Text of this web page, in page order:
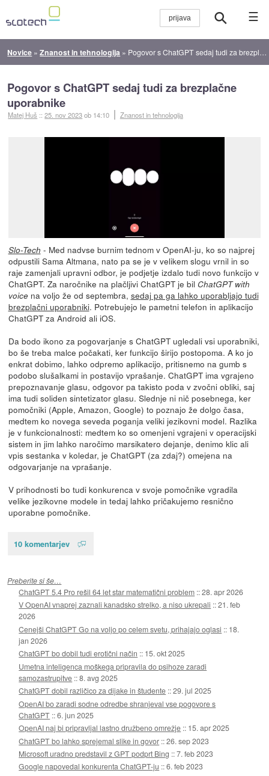
☰
Novice »Znanost in tehnologija » Pogovor s ChatGPT sedaj tudi za brezplačne uporabnike
Pogovor s ChatGPT sedaj tudi za brezplačne
uporabnike
Matej Huš ::25. nov 2023ob 14:10 Znanost in tehnologija
Slo-Tech - Med nadvse burnim tednom v OpenAI-ju, ko so najprej
odpustili Sama Altmana, nato pa se je v velikem slogu vrnil in so
raje zamenjali upravni odbor, je podjetje izdalo tudi novo funkcijo v
ChatGPT. Za naročnike na plačljivi ChatGPT je bil ChatGPT with
voicena voljo že od septembra, sedaj pa ga lahko uporabljajo tudi
brezplačni uporabniki. Potrebujejo le pametni telefon in aplikacijo
ChatGPT za Android ali iOS.
Da bodo ikono za pogovarjanje s ChatGPT ugledali vsi uporabniki,
bo še treba malce počakati, ker funkcijo širijo postopoma. A ko jo
enkrat dobimo, lahko odpremo aplikacijo, pritisnemo na gumb s
podobo slušalkami in postavijo vprašanje. ChatGPT ima vgrajeno
prepoznavanje glasu, odgovor pa takisto poda v zvočni obliki, saj
ima tudi soliden sintetizator glasu. Slednje ni nič posebnega, ker
pomočniki (Apple, Amazon, Google) to poznajo že dolgo časa,
medtem ko novega seveda poganja veliki jezikovni model. Razlika
je v funkcionalnosti: medtem ko so omenjeni vgrajeni v operacijski
sistem in jim lahko naročimo marsikatero dejanje, denimo klic ali
vpis sestanka v koledar, je ChatGPT (za zdaj?) omejena na
odgovarjanje na vprašanje.
V prihodnosti bo tudi konkurenca v svoje pomočnike vgradila
velike jezikovne modele in tedaj lahko pričakujemo resnično
uporabne pomočnike.
10 komentarjev
Preberite si še…
ChatGPT 5.4 Pro rešil 64 let star matematični problem ::28. apr 2026
V OpenAI vnaprej zaznali kanadsko strelko, a niso ukrepali ::21. feb
2026
Cenejši ChatGPT Go na voljo po celem svetu, prihajajo oglasi :: 18.
jan 2026
ChatGPT bo dobil tudi erotični način :: 15. okt 2025
Umetna inteligenca moškega pripravila do psihoze zaradi
samozastrupitve ::8. avg 2025
ChatGPT dobil različico za dijake in študente ::29. jul 2025
OpenAI bo zaradi sodne odredbe shranjeval vse pogovore s
ChatGPT ::6. jun 2025
OpenAI naj bi pripravljal lastno družbeno omrežje :: 15. apr 2025
ChatGPT bo lahko sprejemal slike in govor ::26. sep 2023
Microsoft uradno predstavil z GPT podprt Bing ::7. feb 2023
Google napovedal konkurenta ChatGPT-ju ::6. feb 2023